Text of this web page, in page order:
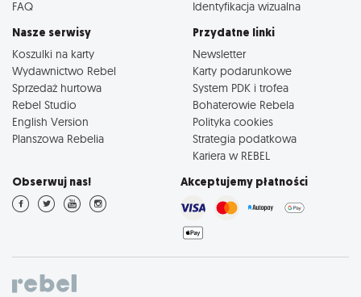
FAQ
Identyfikacja wizualna
Nasze serwisy
Koszulki na karty
Wydawnictwo Rebel
Sprzedaż hurtowa
Rebel Studio
English Version
Planszowa Rebelia
Przydatne linki
Newsletter
Karty podarunkowe
System PDK i trofea
Bohaterowie Rebela
Polityka cookies
Strategia podatkowa
Kariera w REBEL
Obserwuj nas! Akceptujemy płatności